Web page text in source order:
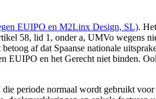
EUIPO en M2Linx Design, SL).
58, lid 1, onder a, UMVo wegens
af dat Spaanse nationale
EUIPO en het Gerecht niet binden.
periode normaal wordt gebruikt